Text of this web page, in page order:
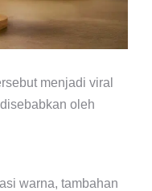
menjadi viral
oleh
warna, tambahan